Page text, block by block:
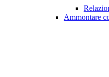
Ammontare